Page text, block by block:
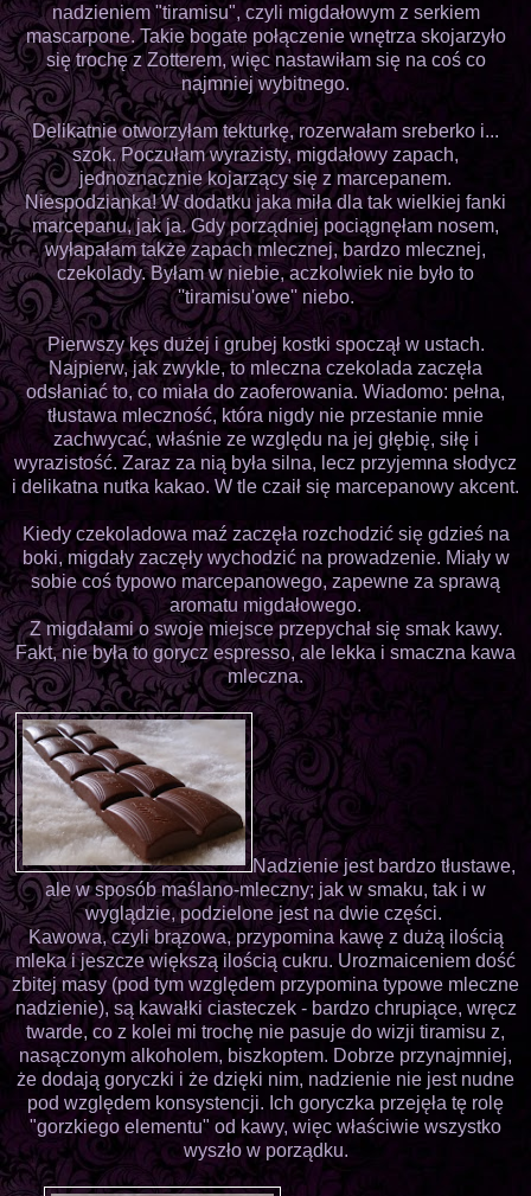
nadzieniem "tiramisu", czyli migdałowym z serkiem
mascarpone. Takie bogate połączenie wnętrza skojarzyło
się trochę z Zotterem, więc nastawiłam się na coś co
najmniej wybitnego.
Delikatnie otworzyłam tekturkę, rozerwałam sreberko i...
szok. Poczułam wyrazisty, migdałowy zapach,
jednoznacznie kojarzący się z marcepanem.
Niespodzianka! W dodatku jaka miła dla tak wielkiej fanki
marcepanu, jak ja. Gdy porządniej pociągnęłam nosem,
wyłapałam także zapach mlecznej, bardzo mlecznej,
czekolady. Byłam w niebie, aczkolwiek nie było to
''tiramisu'owe'' niebo.
Pierwszy kęs dużej i grubej kostki spoczął w ustach.
Najpierw, jak zwykle, to mleczna czekolada zaczęła
odsłaniać to, co miała do zaoferowania. Wiadomo: pełna,
tłustawa mleczność, która nigdy nie przestanie mnie
zachwycać, właśnie ze względu na jej głębię, siłę i
wyrazistość. Zaraz za nią była silna, lecz przyjemna słodycz
i delikatna nutka kakao. W tle czaił się marcepanowy akcent.
Kiedy czekoladowa maź zaczęła rozchodzić się gdzieś na
boki, migdały zaczęły wychodzić na prowadzenie. Miały w
sobie coś typowo marcepanowego, zapewne za sprawą
aromatu migdałowego.
Z migdałami o swoje miejsce przepychał się smak kawy.
Fakt, nie była to gorycz espresso, ale lekka i smaczna kawa
mleczna.
Nadzienie jest bardzo tłustawe,
ale w sposób maślano-mleczny; jak w smaku, tak i w
wyglądzie, podzielone jest na dwie części.
Kawowa, czyli brązowa, przypomina kawę z dużą ilością
mleka i jeszcze większą ilością cukru. Urozmaiceniem dość
zbitej masy (pod tym względem przypomina typowe mleczne
nadzienie), są kawałki ciasteczek - bardzo chrupiące, wręcz
twarde, co z kolei mi trochę nie pasuje do wizji tiramisu z,
nasączonym alkoholem, biszkoptem. Dobrze przynajmniej,
że dodają goryczki i że dzięki nim, nadzienie nie jest nudne
pod względem konsystencji. Ich goryczka przejęła tę rolę
"gorzkiego elementu" od kawy, więc właściwie wszystko
wyszło w porządku.